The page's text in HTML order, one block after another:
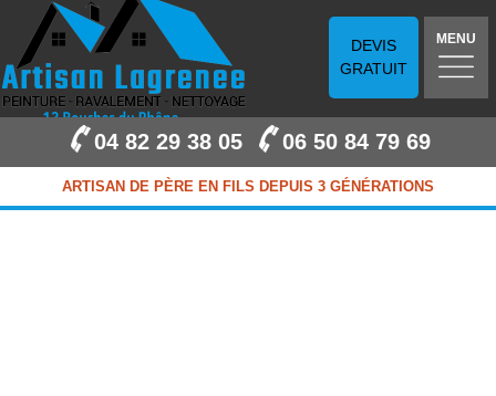
DEVIS
GRATUIT
MENU
04 82 29 38 05 06 50 84 79 69
ARTISAN DE PÈRE EN FILS DEPUIS 3 GÉNÉRATIONS